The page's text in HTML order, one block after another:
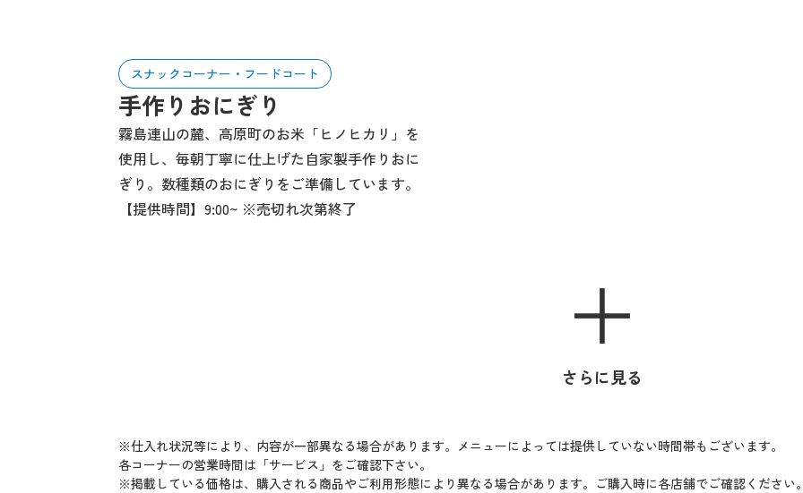
スナックコーナー・フードコート
手作りおにぎり
霧島連山の麓、高原町のお米「ヒノヒカリ」を
使用し、毎朝丁寧に仕上げた自家製手作りおに
ぎり。数種類のおにぎりをご準備しています。
【提供時間】9:00~ ※売切れ次第終了
さらに見る
※仕入れ状況等により、内容が一部異なる場合があります。メニューによっては提供していない時間帯もございます。
各コーナーの営業時間は「サービス」をご確認下さい。
※掲載している価格は、購入される商品やご利用形態により異なる場合があります。ご購入時に各店舗でご確認ください